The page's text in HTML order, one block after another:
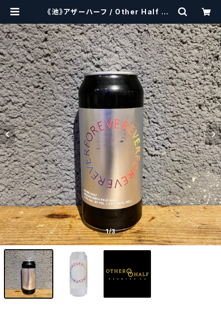
《池》アザーハーフ / Other Half DD
ザーズ】 | craftbeerscissors
1/3